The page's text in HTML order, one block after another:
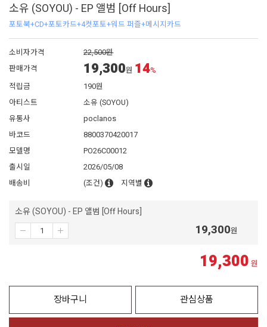
소유 (SOYOU) - EP 앨범 [Off Hours]
포토북+CD+포토카드+4컷포토+워드 퍼즐+메시지카드
소비자가격
22,500원
판매가격
19,300원 14%
적립금
190원
아티스트
소유 (SOYOU)
유통사
poclanos
바코드
8800370420017
모델명
PO26C00012
출시일
2026/05/08
배송비
(조건) 지역별
소유 (SOYOU) - EP 앨범 [Off Hours]
19,300원
19,300 원
장바구니 관심상품